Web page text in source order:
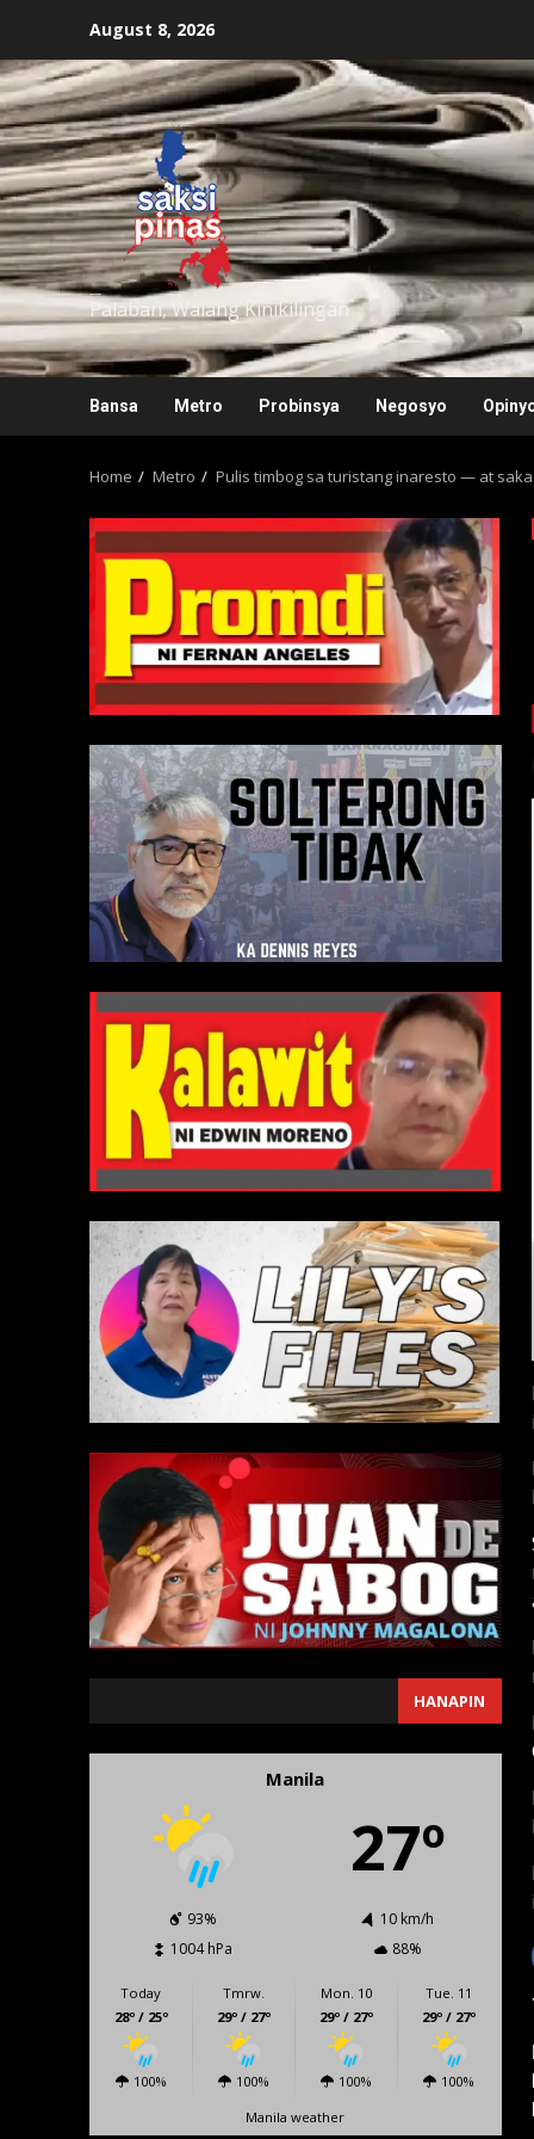
content
August 8, 2026
Palaban, Walang Kinikilingan
Bansa Metro Probinsya Negosyo
Home Metro Pulis timbog sa turistang inaresto — at
HANAPIN
Manila
27º
93%
10 km/h
1004 hPa
88%
Today
28º / 25º
100%
Tmrw.
29º / 27º
100%
Mon. 10
29º / 27º
100%
Tue. 11
29º / 27º
100%
Manila weather